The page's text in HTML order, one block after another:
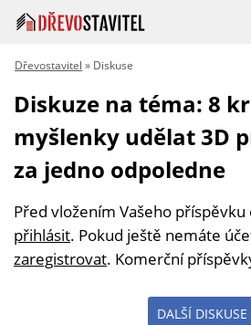
Dřevostavitel » Diskuse
Diskuze na téma: 8
myšlenky udělat 3D
za jedno odpoledne
Před vložením Vašeho
přihlásit. Pokud ještě nemáte
zaregistrovat. Komerční
DALŠÍ DISKUSE